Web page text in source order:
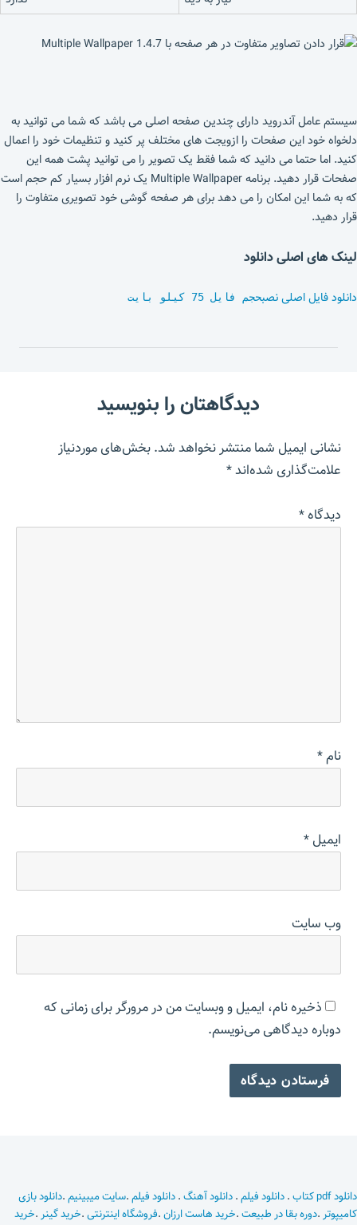
سیستم عامل آندروید دارای چندین صفحه اصلی می باشد که شما می توانید به
دلخواه خود این صفحات را ازویجت های مختلف پر کنید و تنظیمات خود را اعمال
کنید. اما حتما می دانید که شما فقط یک تصویر را می توانید پشت همه این
صفحات قرار دهید. برنامه Multiple Wallpaper یک نرم افزار بسیار کم حجم است
که به شما این امکان را می دهد برای هر صفحه گوشی خود تصویری متفاوت را
قرار دهید.
لینک های اصلی دانلود
دانلود فایل اصلی نصبحجم فایل 75 کیلو بایت
دیدگاهتان را بنویسید
نشانی ایمیل شما منتشر نخواهد شد.بخش‌های موردنیاز
علامت‌گذاری شده‌اند*
دیدگاه*
نام*
ایمیل*
وب‌ سایت
ذخیره نام، ایمیل و وبسایت من در مرورگر برای زمانی که
دوباره دیدگاهی می‌نویسم.
دانلود pdf کتاب .دانلود فیلم.دانلود آهنگ.دانلود فیلم.سایت میبینیم.دانلود بازی
کامیپوتر .دوره بقا در طبیعت.خرید هاست ارزان.فروشگاه اینترنتی.خرید گینر .خرید